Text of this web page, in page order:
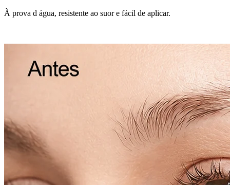
À prova d água, resistente ao suor e fácil de aplicar.